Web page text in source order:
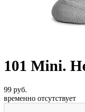
101 Mini.
99 руб.
временно отсутствует